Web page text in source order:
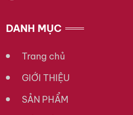
DANH MỤC
Trang chủ
GIỚI THIỆU
SẢN PHẨM